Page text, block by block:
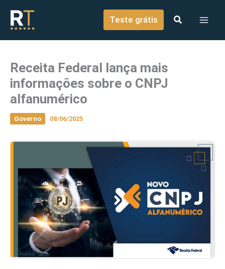
conteúdo
Teste grátis
Receita Federal lança mais
informações sobre o CNPJ
alfanumérico
Governo 08/06/2025